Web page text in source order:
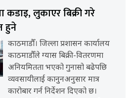
कडाइ, लुकाएर बिक्री गरे
हुने
काठमाडौँ। जिल्ला प्रशासन कार्यालय
काठमाडौँले ग्यास बिक्री-वितरणमा
अनियमितता भएको गुनासो बढेपछि
व्यवसायीलाई कानुनअनुसार मात्र
कारोबार गर्न निर्देशन दिएको छ।